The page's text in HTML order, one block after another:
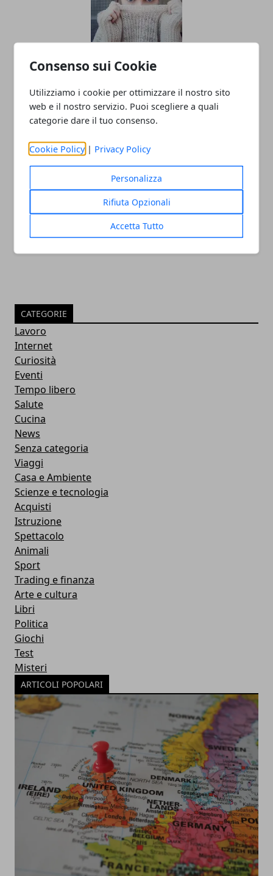
Consenso sui Cookie
Utilizziamo i cookie per ottimizzare il nostro sito
web e il nostro servizio. Puoi scegliere a quali
categorie dare il tuo consenso.
Cookie Policy | Privacy Policy
Personalizza
Rifiuta Opzionali
Accetta Tutto
Linea di moda: gli errori da non fare
SEO per e-commerce: i consigli per
gestirla al meglio
CATEGORIE
Lavoro
Internet
Curiosità
Eventi
Tempo libero
Salute
Cucina
News
Senza categoria
Viaggi
Casa e Ambiente
Scienze e tecnologia
Acquisti
Istruzione
Spettacolo
Animali
Sport
Trading e finanza
Arte e cultura
Libri
Politica
Giochi
Test
Misteri
ARTICOLI POPOLARI